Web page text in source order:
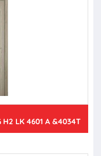
H2 LK 4601 A &4034T